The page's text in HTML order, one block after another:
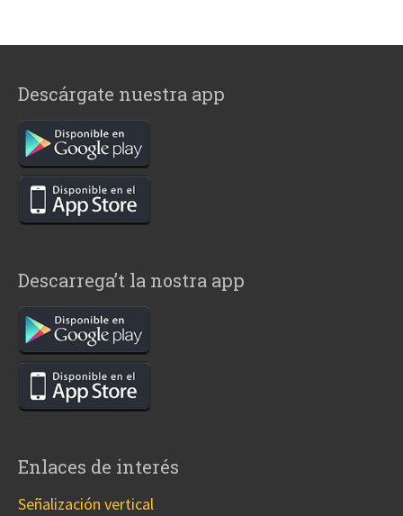
Descárgate nuestra app
Descarrega’t la nostra app
Enlaces de interés
Señalización vertical